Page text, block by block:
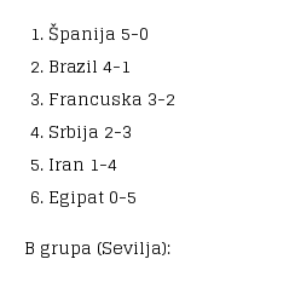
Španija 5-0
Brazil 4-1
Francuska 3-2
Srbija 2-3
Iran 1-4
Egipat 0-5
B grupa (Sevilja):